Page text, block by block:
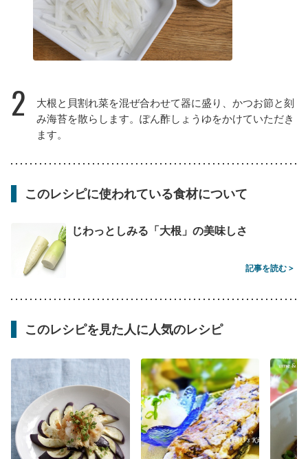
2
大根と貝割れ菜を混ぜ合わせて器に盛り、かつお節と刻
み海苔を散らします。ぽん酢しょうゆをかけていただき
ます。
このレシピに使われている食材について
じわっとしみる「大根」の美味しさ
記事を読む >
このレシピを見た人に人気のレシピ